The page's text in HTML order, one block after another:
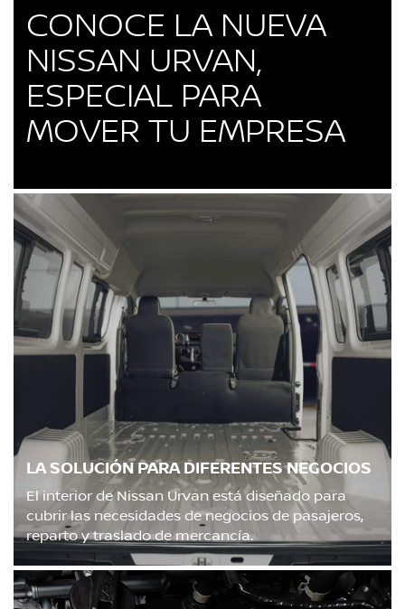
CONOCE LA NUEVA
NISSAN URVAN,
ESPECIAL PARA
MOVER TU EMPRESA
LA SOLUCIÓN PARA DIFERENTES NEGOCIOS
El interior de Nissan Urvan está diseñado para
cubrir las necesidades de negocios de pasajeros,
reparto y traslado de mercancía.